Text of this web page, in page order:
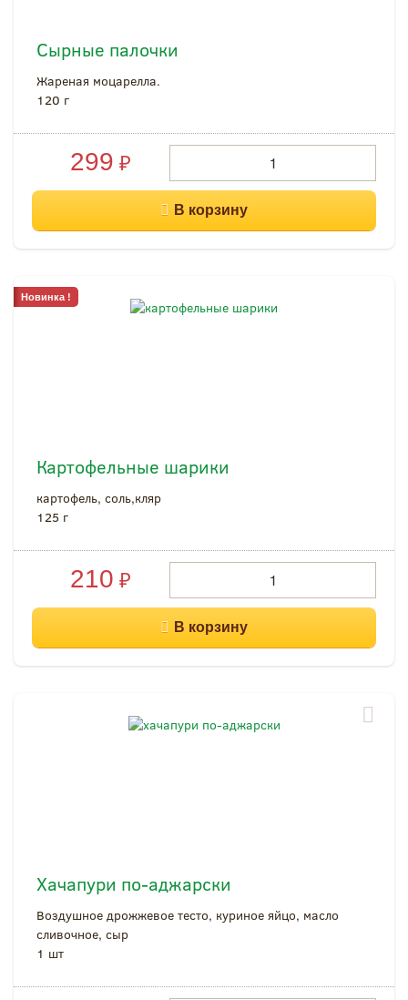
Сырные палочки
Жареная моцарелла.
120 г
299 ₽
Картофельные шарики
картофель, соль,кляр
125 г
210 ₽
Новинка !
Хачапури по-аджарски
Воздушное дрожжевое тесто, куриное яйцо, масло
сливочное, сыр
1 шт